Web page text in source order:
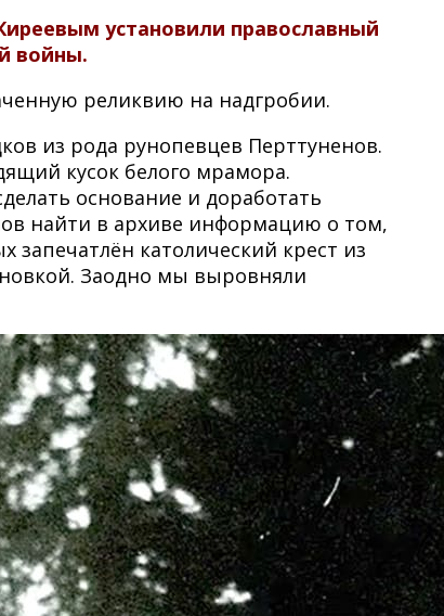
установили православный
войны.
реликвию на надгробии.
из рода рунопевцев Перттуненов.
кусок белого мрамора.
основание и доработать
найти в архиве информацию о том,
католический крест из
Заодно мы выровняли